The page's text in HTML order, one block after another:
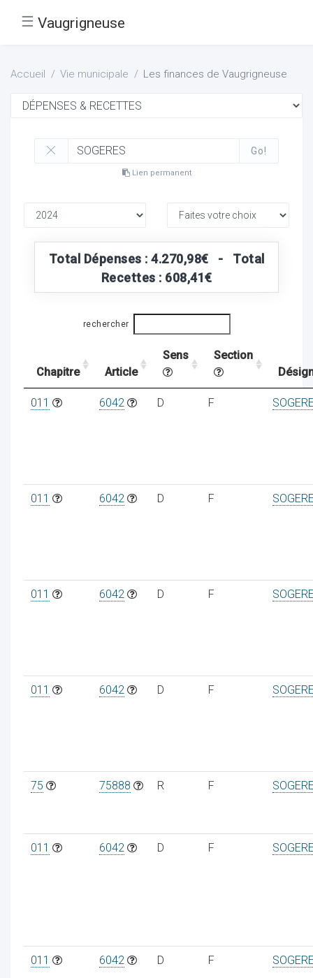
☰ Vaugrigneuse
Accueil Vie municipale Les finances de Vaugrigneuse
Go!
Lien permanent
Total Dépenses : 4.270,98€ - Total
Recettes : 608,41€
rechercher
Chapitre Article
Sens
Section
011 6042 D F
011 6042 D F
011 6042 D F
011 6042 D F
75 75888 R F
011 6042 D F
011 6042 D F